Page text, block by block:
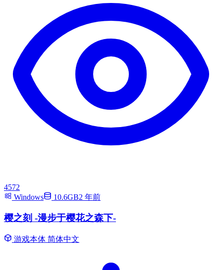
4572
Windows
10.6GB2 年前
樱之刻 -漫步于樱花之森下-
游戏本体 简体中文